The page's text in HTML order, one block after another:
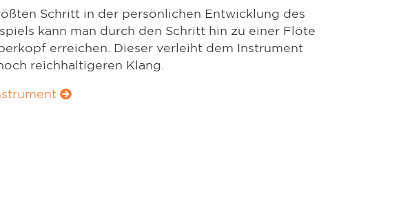
Schritt in der persönlichen Entwicklung des
kann man durch den Schritt hin zu einer Flöte
erreichen. Dieser verleiht dem Instrument
reichhaltigeren Klang.